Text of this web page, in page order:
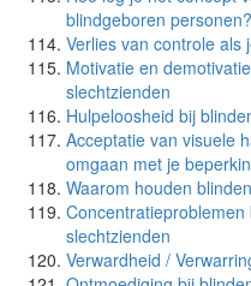
blindgeboren personen?
Verlies van controle als
Motivatie en
slechtzienden
Hulpeloosheid bij
Acceptatie van visuele
omgaan met je
Waarom houden
Concentratieproblemen
slechtzienden
Verwardheid /